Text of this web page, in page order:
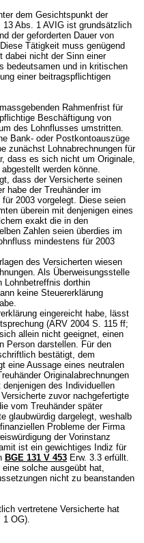
dem Gesichtspunkt der
13 Abs. 1 AVIG ist grundsätzlich
der geforderten Dauer von
Tätigkeit muss genügend
dabei nicht der Sinn einer
bedeutsamen und in kritischen
einer beitragspflichtigen
Rahmenfrist für
Beschäftigung von
des Lohnflusses umstritten.
Bank- oder Postkontoauszüge
zunächst Lohnabrechnungen für
dass es sich nicht um Originale,
werden könne.
dass der Versicherte seinen
habe der Treuhänder im
2003 vorgelegt. Diese seien
überein mit denjenigen eines
exakt die in den
Zahlen seien überdies im
mindestens für 2003
des Versicherten wiesen
Als Überweisungsstelle
Lohnbetreffnis dorthin
keine Steuererklärung
eingereicht habe, lässt
(ARV 2004 S. 115 ff;
allein nicht geeignet, einen
Person darstellen. Für den
bestätigt, dem
eine Aussage eines neutralen
Originalabrechnungen
des Individuellen
zuvor nachgefertigte
vom Treuhänder später
glaubwürdig dargelegt, weshalb
Probleme der Firma
der Vorinstanz
ist ein gewichtiges Indiz für
BGE 131 V 453 Erw. 3.3 erfüllt.
solche ausgeübt hat,
nicht zu beanstanden
vertretene Versicherte hat
1 OG).